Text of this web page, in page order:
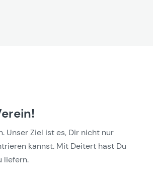
Unser Ziel ist es, Dir nicht nur
kannst. Mit Deitert hast Du
liefern.